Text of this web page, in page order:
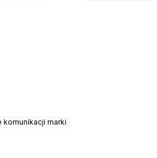
komunikacji marki